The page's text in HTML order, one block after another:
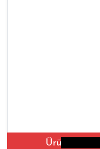
Ürüne Git